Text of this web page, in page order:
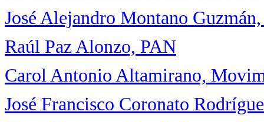
José Alejandro Montano
Raúl Paz Alonzo, PAN
Carol Antonio Altamirano,
José Francisco Coronato